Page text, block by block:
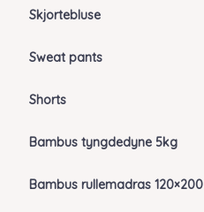
Skjortebluse
Sweat pants
Shorts
Bambus tyngdedyne 5kg
Bambus rullemadras 120×200